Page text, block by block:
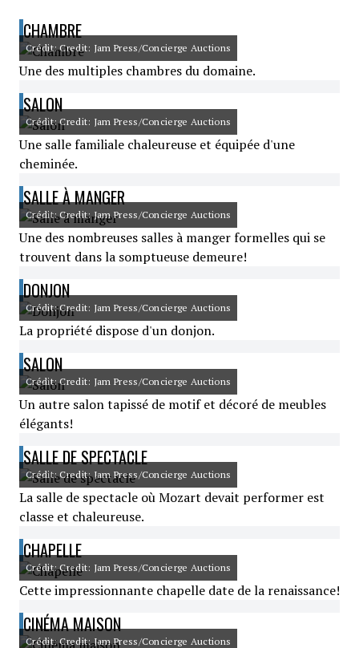
CHAMBRE
Crédit: Credit: Jam Press/Concierge Auctions
Une des multiples chambres du domaine.
SALON
Crédit: Credit: Jam Press/Concierge Auctions
Une salle familiale chaleureuse et équipée d'une
cheminée.
SALLE À MANGER
Crédit: Credit: Jam Press/Concierge Auctions
Une des nombreuses salles à manger formelles qui se
trouvent dans la somptueuse demeure!
DONJON
Crédit: Credit: Jam Press/Concierge Auctions
La propriété dispose d'un donjon.
SALON
Crédit: Credit: Jam Press/Concierge Auctions
Un autre salon tapissé de motif et décoré de meubles
élégants!
SALLE DE SPECTACLE
Crédit: Credit: Jam Press/Concierge Auctions
La salle de spectacle où Mozart devait performer est
classe et chaleureuse.
CHAPELLE
Crédit: Credit: Jam Press/Concierge Auctions
Cette impressionnante chapelle date de la renaissance!
CINÉMA MAISON
Crédit: Credit: Jam Press/Concierge Auctions